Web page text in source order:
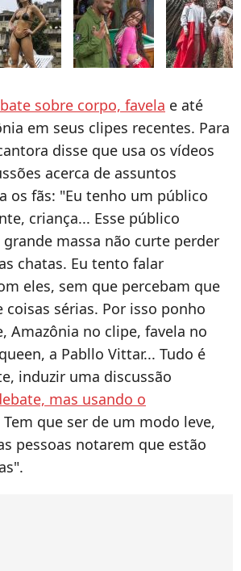
sobre corpo, favela e até
em seus clipes recentes. Para
disse que usa os vídeos
acerca de assuntos
os fãs: "Eu tenho um público
criança... Esse público
massa não curte perder
chatas. Eu tento falar
eles, sem que percebam que
coisas sérias. Por isso ponho
Amazônia no clipe, favela no
a Pabllo Vittar... Tudo é
induzir uma discussão
mas usando o
Tem que ser de um modo leve,
pessoas notarem que estão